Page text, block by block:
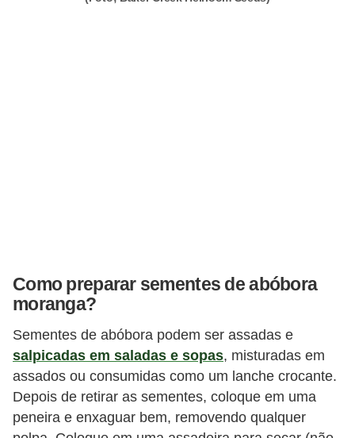
Como preparar sementes de abóbora
moranga?
Sementes de abóbora podem ser assadas e
salpicadas em saladas e sopas, misturadas em
assados ​​ou consumidas como um lanche crocante.
Depois de retirar as sementes, coloque em uma
peneira e enxaguar bem, removendo qualquer